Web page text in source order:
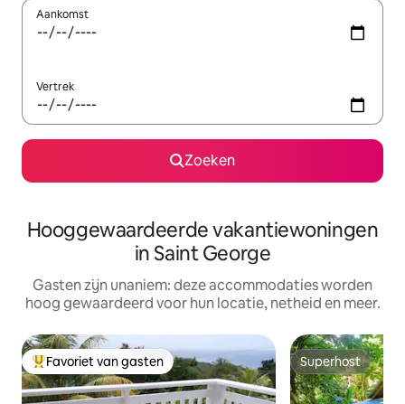
Aankomst
Vertrek
Zoeken
Hooggewaardeerde vakantiewoningen
in Saint George
Gasten zijn unaniem: deze accommodaties worden
hoog gewaardeerd voor hun locatie, netheid en meer.
Topfavoriet van gasten
Favoriet van gasten Superhost
Superhost